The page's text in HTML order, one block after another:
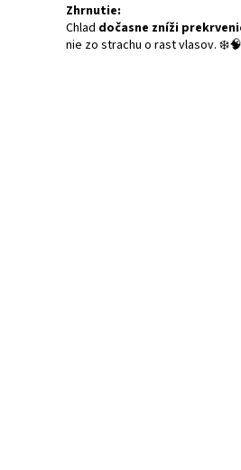
Zhrnutie:
Chlad dočasne zníži
nie zo strachu o rast vlasov.